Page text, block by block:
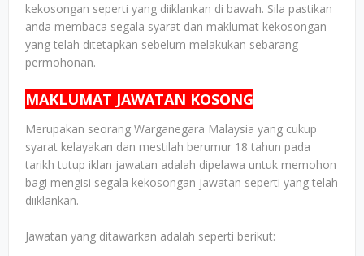
kekosongan seperti yang diiklankan di bawah. Sila pastikan
anda membaca segala syarat dan maklumat kekosongan
yang telah ditetapkan sebelum melakukan sebarang
permohonan.
MAKLUMAT JAWATAN KOSONG
Merupakan seorang Warganegara Malaysia yang cukup
syarat kelayakan dan mestilah berumur 18 tahun pada
tarikh tutup iklan jawatan adalah dipelawa untuk memohon
bagi mengisi segala kekosongan jawatan seperti yang telah
diiklankan.
Jawatan yang ditawarkan adalah seperti berikut: